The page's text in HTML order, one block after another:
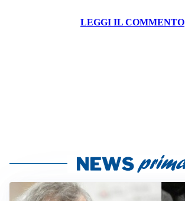
LEGGI IL COMMENTO